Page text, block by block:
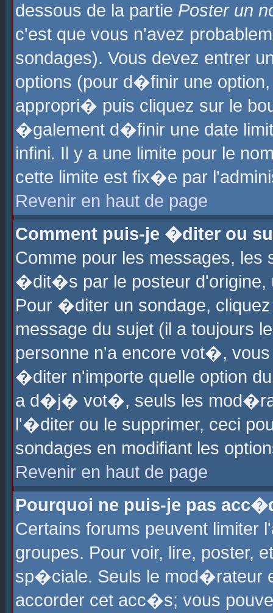
dessous de la partie Poster un
c'est que vous n'avez
sondages). Vous devez entrer
options (pour d�finir une
appropri� puis cliquez sur le
�galement d�finir une date
infini. Il y a une limite pour le
cette limite est fix�e par
Revenir en haut de page
Comment puis-je �diter ou
Comme pour les messages,
�dit�s par le posteur d'origine,
Pour �diter un sondage,
message du sujet (il a toujours
personne n'a encore vot�,
�diter n'importe quelle option
a d�j� vot�, seuls les
l'�diter ou le supprimer, ceci
sondages en modifiant les
Revenir en haut de page
Pourquoi ne puis-je pas
Certains forums peuvent
groupes. Pour voir, lire, poster,
sp�ciale. Seuls le mod�rateur
accorder cet acc�s; vous